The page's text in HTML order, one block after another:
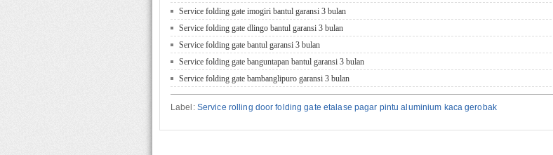
Service folding gate imogiri bantul garansi 3 bulan
Service folding gate dlingo bantul garansi 3 bulan
Service folding gate bantul garansi 3 bulan
Service folding gate banguntapan bantul garansi 3 bulan
Service folding gate bambanglipuro garansi 3 bulan
Label: Service rolling door folding gate etalase pagar pintu aluminium kaca gerobak